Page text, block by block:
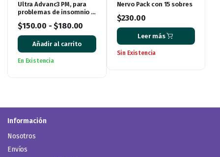
Ultra Advanc3 PM, para
problemas de insomnio y
$150.00 -$180.00
Añadir al carrito
En Existencia
Nervo Pack con 15 sobres
$230.00
Leer más
Sin Existencia
Información
Nosotros
Envíos